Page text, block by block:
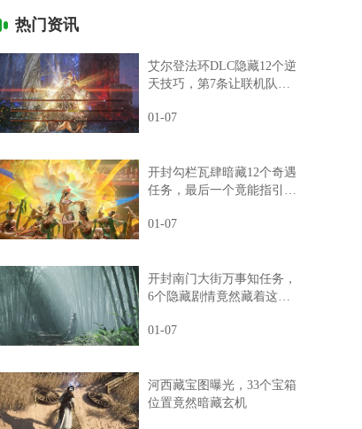
热门资讯
艾尔登法环DLC隐藏12个逆
天技巧，第7条让联机队友
01-07
开封勾栏瓦肆暗藏12个奇遇
任务，最后一个竟能指引人
01-07
开封南门大街万事知任务，
6个隐藏剧情竟然藏着这样
01-07
河西藏宝图曝光，33个宝箱
位置竟然暗藏玄机